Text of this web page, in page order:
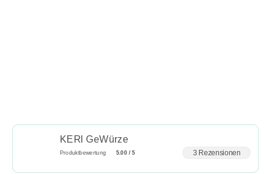
KERI GeWürze
Produktbewertung 5.00 / 5 3 Rezensionen